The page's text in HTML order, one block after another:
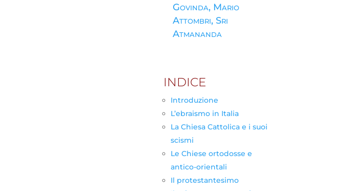
Govinda, Mario
Attombri, Sri
Atmananda
INDICE
Introduzione
L’ebraismo in Italia
La Chiesa Cattolica e i suoi
scismi
Le Chiese ortodosse e
antico-orientali
Il protestantesimo